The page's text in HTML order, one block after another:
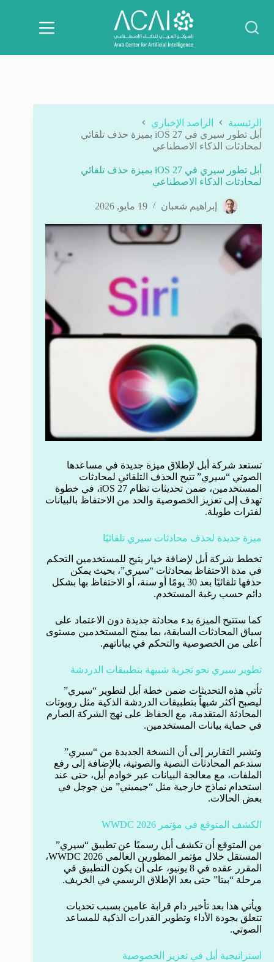
المحتوى
الرئيسية
الراصد الإخباري
أبل تطور سيري في iOS 27 بميزة حذف تلقائي
لمحادثات الذكاء الاصطناعي
أبل تطور سيري في iOS 27 بميزة حذف تلقائي
لمحادثات الذكاء الاصطناعي
إبراهيم شعبان 19 مايو, 2026
تستعد شركة أبل لإطلاق ميزة جديدة في مساعدها
الصوتي “سيري” تتيح الحذف التلقائي لمحادثات
المستخدمين، ضمن تحديثات نظام iOS 27، في خطوة
تهدف إلى تعزيز الخصوصية والحد من الاحتفاظ بالبيانات
لفترات طويلة.
ميزة جديدة لحذف محادثات سيري تلقائيًا
تخطط شركة أبل لإضافة خيار يتيح للمستخدمين التحكم
في مدة الاحتفاظ بمحادثات “سيري”، بحيث يمكن
حذفها تلقائيًا بعد 30 يومًا أو سنة، أو الاحتفاظ بها بشكل
دائم حسب رغبة المستخدم.
كما ستتيح الميزة بدء محادثة جديدة دون الاعتماد على
سياق المحادثات السابقة، بما يمنح المستخدمين مستوى
أعلى من الخصوصية والتحكم في بياناتهم.
تطوير سيري نحو تجربة شبيهة بتطبيقات الدردشة
تأتي هذه التحديثات ضمن خطة أبل لتطوير “سيري”
ليصبح أكثر شبهاً بتطبيقات الدردشة الذكية مثل روبوتات
المحادثة المتقدمة، مع الحفاظ على نهج الشركة الصارم
في حماية بيانات المستخدمين.
وتشير التقارير إلى أن النسخة الجديدة من “سيري”
ستدعم المحادثات النصية والصوتية، بالإضافة إلى رفع
الملفات، مع معالجة البيانات عبر خوادم أبل، حتى عند
استخدام نماذج خارجية مثل “جيميني” من جوجل في
بعض الحالات.
الكشف المتوقع في مؤتمر WWDC 2026
من المتوقع أن تكشف أبل رسميًا عن تطبيق “سيري”
المستقل خلال مؤتمر المطورين العالمي WWDC 2026،
المقرر عقده في 8 يونيو، على أن يكون التطبيق في
مرحلة “بيتا” حتى بعد الإطلاق الرسمي في الخريف.
ويأتي هذا بعد تأخير دام قرابة عامين بسبب تحديات
تتعلق بجودة الأداء وتطوير القدرات الذكية للمساعد
الصوتي.
استراتيجية أبل في تعزيز الخصوصية